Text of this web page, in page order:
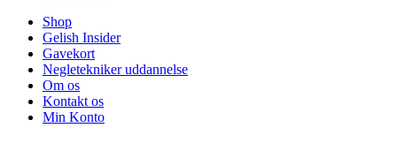
Shop
Gelish Insider
Gavekort
Negletekniker uddannelse
Om os
Kontakt os
Min Konto